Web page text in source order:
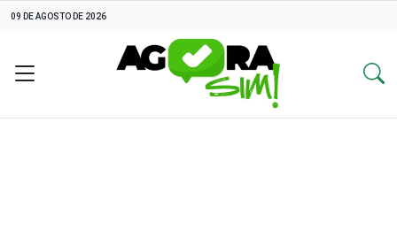
09 DE AGOSTO DE 2026